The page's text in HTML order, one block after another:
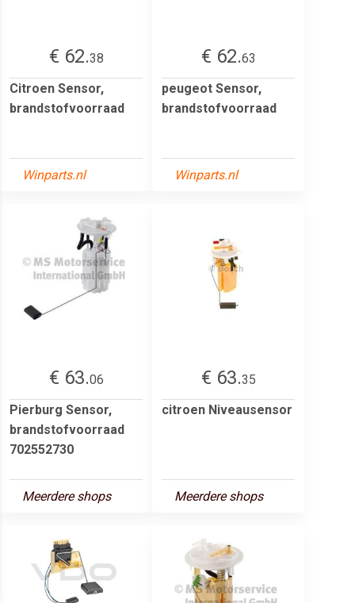
€ 62.38
Citroen Sensor,
brandstofvoorraad
Winparts.nl
€ 62.63
peugeot Sensor,
brandstofvoorraad
Winparts.nl
€ 63.06
Pierburg Sensor,
brandstofvoorraad
702552730
Meerdere shops
€ 63.35
citroen Niveausensor
Meerdere shops